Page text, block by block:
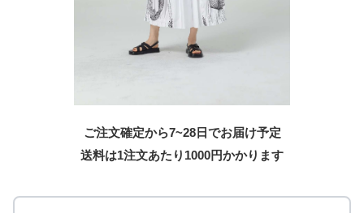
ご注文確定から7~28日でお届け予定
送料は1注文あたり 1000円かかります